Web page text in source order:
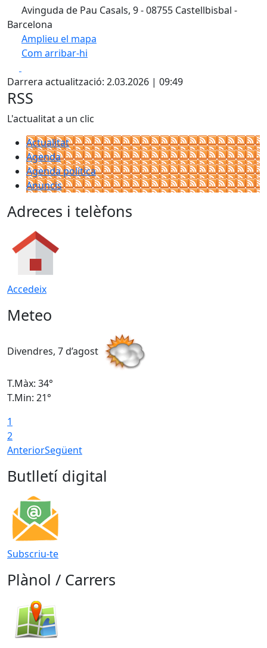
Avinguda de Pau Casals, 9 - 08755 Castellbisbal -
Barcelona
Amplieu el mapa
Com arribar-hi
+
−
Darrera actualització: 2.03.2026 | 09:49
RSS
L'actualitat a un clic
Actualitat
Agenda
Agenda política
Anuncis
Adreces i telèfons
Accedeix
Meteo
Divendres, 7 d’agost
T.Màx: 34°
T.Min: 21°
1
2
AnteriorSegüent
Butlletí digital
Subscriu-te
Plànol / Carrers